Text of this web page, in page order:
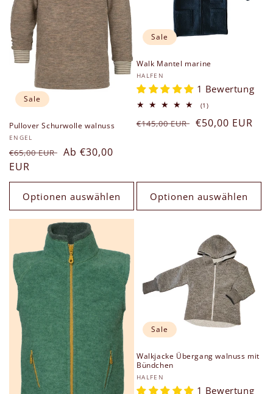
Sale
Pullover Schurwolle walnuss
Anbieter:
ENGEL
Normaler
Preis
€65,00 EUR Verkaufspreis
Ab €30,00
EUR
Optionen auswählen
Sale
Walk Mantel marine
Anbieter:
HALFEN
1 Bewertung
(1)1
insgesamt
Normaler
€145,00 EUR Verkaufspreis
€50,00 EUR
Optionen auswählen
Sale
Walkjacke Übergang walnuss mit
Bündchen
Anbieter:
HALFEN
1 Bewertung